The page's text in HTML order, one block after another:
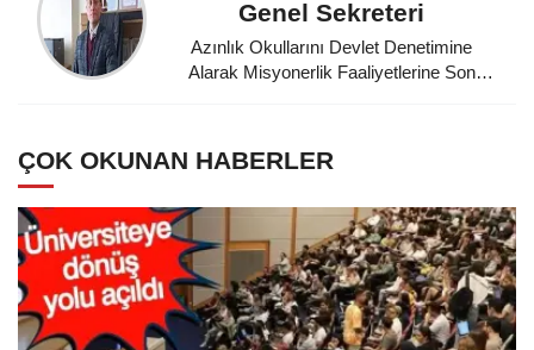
Genel Sekreteri
Azınlık Okullarını Devlet Denetimine
Alarak Misyonerlik Faaliyetlerine Son
ÇOK OKUNAN HABERLER